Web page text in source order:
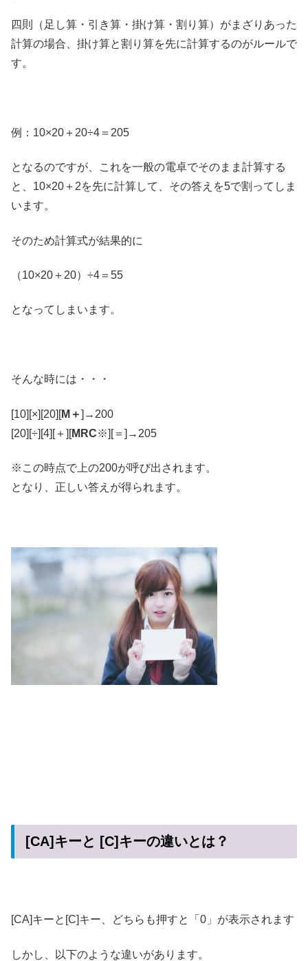
四則（足し算・引き算・掛け算・割り算）がまざりあった
計算の場合、掛け算と割り算を先に計算するのがルールで
す。
例：10×20＋20÷4＝205
となるのですが、これを一般の電卓でそのまま計算する
と、10×20＋2を先に計算して、その答えを5で割ってしま
います。
そのため計算式が結果的に
（10×20＋20）÷4＝55
となってしまいます。
そんな時には・・・
[10][×][20][M＋]→200
[20][÷][4][＋][MRC※][＝]→205
※この時点で上の200が呼び出されます。
となり、正しい答えが得られます。
[CA]キーと [C]キーの違いとは？
[CA]キーと[C]キー、どちらも押すと「0」が表示されます
しかし、以下のような違いがあります。